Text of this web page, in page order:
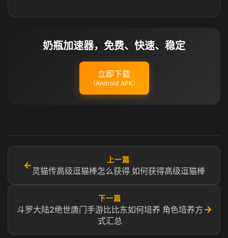
奶瓶加速器，免费、快速、稳定
立即下载
（Android APK）
←
上一篇
灵猫传高级逗猫棒怎么获得 如何获得高级逗猫棒
下一篇
斗罗大陆2绝世唐门手游比比东如何培养 角色培养方
式汇总
→